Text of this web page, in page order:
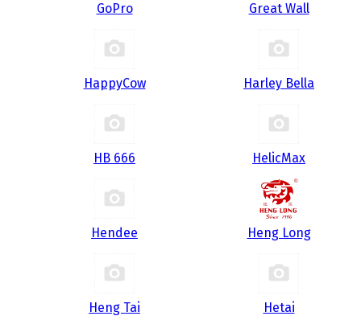
GoPro Great Wall
HappyCow Harley Bella
HB 666 HelicMax
Hendee Heng Long
Heng Tai Hetai